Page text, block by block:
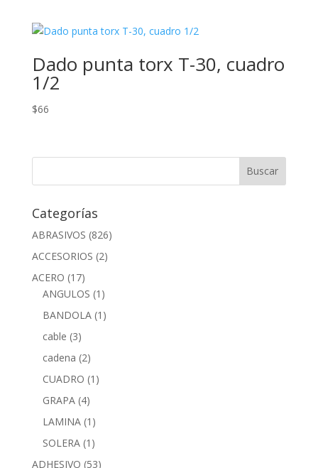
Dado punta torx T-30, cuadro
1/2
$66
Categorías
ABRASIVOS (826)
ACCESORIOS (2)
ACERO (17)
ANGULOS (1)
BANDOLA (1)
cable (3)
cadena (2)
CUADRO (1)
GRAPA (4)
LAMINA (1)
SOLERA (1)
ADHESIVO (53)